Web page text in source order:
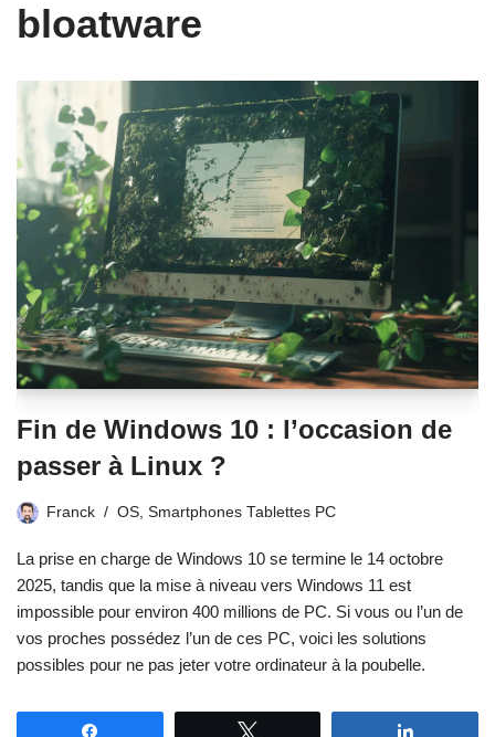
bloatware
Fin de Windows 10 : l’occasion de
passer à Linux ?
Franck OS Smartphones Tablettes PC
La prise en charge de Windows 10 se termine le 14 octobre
2025, tandis que la mise à niveau vers Windows 11 est
impossible pour environ 400 millions de PC. Si vous ou l’un de
vos proches possédez l’un de ces PC, voici les solutions
possibles pour ne pas jeter votre ordinateur à la poubelle.